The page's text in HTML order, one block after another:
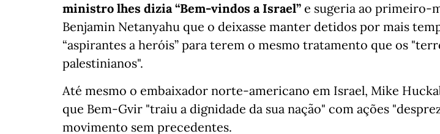
ministro lhes dizia “Bem-vindos a Israel” e sugeria ao primeiro-
Benjamin Netanyahu que o deixasse manter detidos por mais
“aspirantes a heróis” para terem o mesmo tratamento que os
palestinianos".
Até mesmo o embaixador norte-americano em Israel, Mike
que Bem-Gvir "traiu a dignidade da sua nação" com ações
movimento sem precedentes.